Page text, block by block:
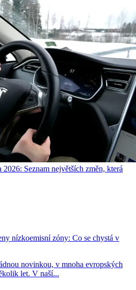
Seznam největších změn, která
nízkoemisní zóny: Co se chystá v
novinkou, v mnoha evropských
let. V naší...